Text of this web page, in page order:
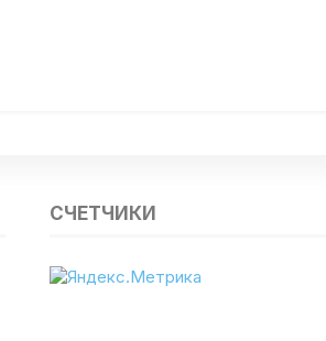
СЧЕТЧИКИ